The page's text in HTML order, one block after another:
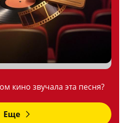
кино звучала эта песня?
Еще